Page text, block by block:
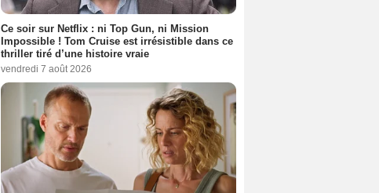
Ce soir sur Netflix : ni Top Gun, ni Mission
Impossible ! Tom Cruise est irrésistible dans ce
thriller tiré d’une histoire vraie
vendredi 7 août 2026